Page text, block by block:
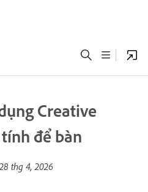
Creative
để bàn
28 thg 4, 2026